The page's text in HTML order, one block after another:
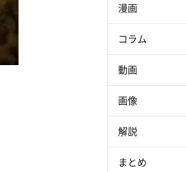
漫画
コラム
動画
画像
解説
まとめ